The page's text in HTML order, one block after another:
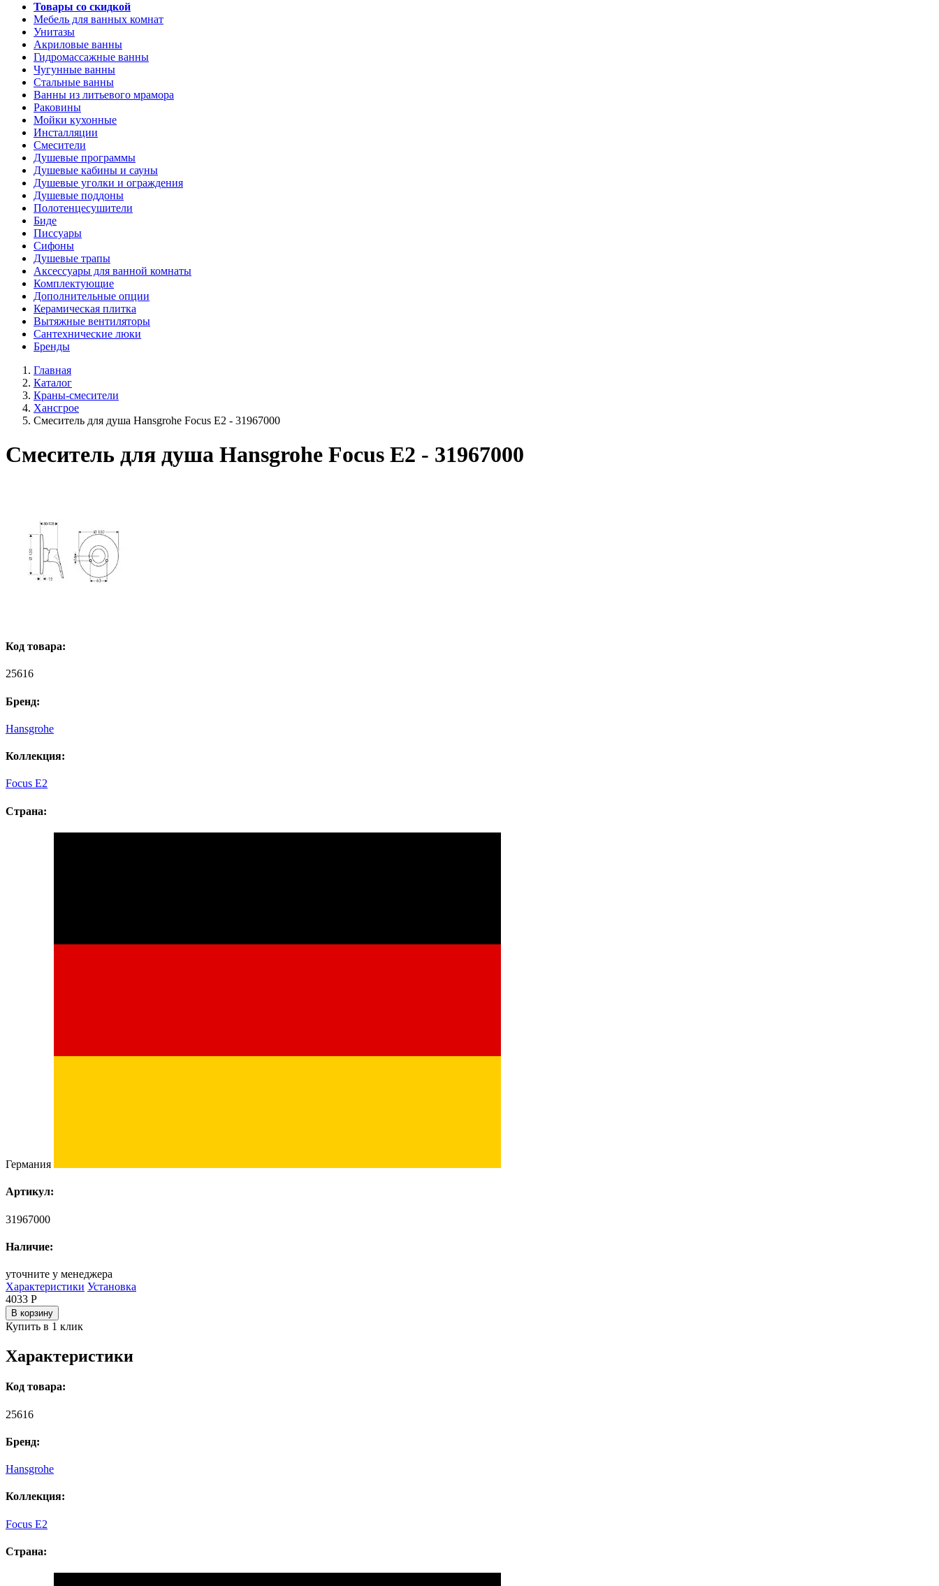
Товары со скидкой
Мебель для ванных комнат
Унитазы
Акриловые ванны
Гидромассажные ванны
Чугунные ванны
Стальные ванны
Ванны из литьевого мрамора
Раковины
Мойки кухонные
Инсталляции
Смесители
Душевые программы
Душевые кабины и сауны
Душевые уголки и ограждения
Душевые поддоны
Полотенцесушители
Биде
Писсуары
Сифоны
Душевые трапы
Аксессуары для ванной комнаты
Комплектующие
Дополнительные опции
Керамическая плитка
Вытяжные вентиляторы
Сантехнические люки
Бренды
Главная
Каталог
Краны-смесители
Хансгрое
Смеситель для душа Hansgrohe Focus E2 - 31967000
Смеситель для душа Hansgrohe Focus E2 - 31967000
Код товара:
25616
Бренд:
Hansgrohe
Коллекция:
Focus E2
Страна:
Германия
Артикул:
31967000
Наличие:
уточните у менеджера
Характеристики Установка
4033 Р
В корзину
Купить в 1 клик
Характеристики
Код товара:
25616
Бренд:
Hansgrohe
Коллекция:
Focus E2
Страна: